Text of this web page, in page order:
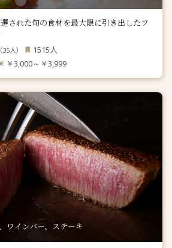
された旬の食材を最大限に引き出したフ
（35人） 1515人
￥3,000～￥3,999
ワインバー、ステーキ